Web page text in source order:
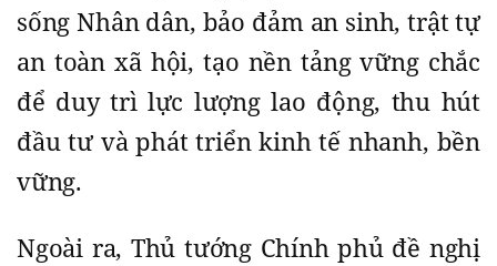
sống Nhân dân, bảo đảm an sinh, trật tự
an toàn xã hội, tạo nền tảng vững chắc
để duy trì lực lượng lao động, thu hút
đầu tư và phát triển kinh tế nhanh, bền
vững.
Ngoài ra, Thủ tướng Chính phủ đề nghị